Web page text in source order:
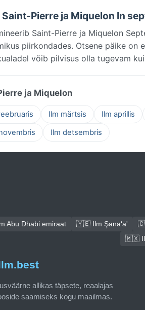
Saint-Pierre ja Miquelon In
Saint-Pierre ja Miquelon
piirkondades. Otsene päike
võib pilvisus olla tugevam
ja Miquelon
Ilm märtsis Ilm aprillis
Ilm detsembris
Abu Dhabi emiraat 🇾🇪 Ilm Şana‘ā'
🇲🇽
allikas täpsete, reaalajas
saamiseks kogu maailmas.